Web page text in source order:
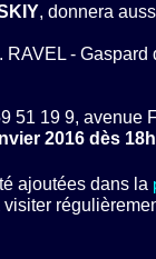
, donnera
- Gaspard
51 19 9, avenue
2016 dès
ajoutées dans la